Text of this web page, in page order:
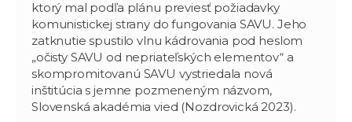
ktorý mal podľa plánu previesť požiadavky
komunistickej strany do fungovania SAVU. Jeho
zatknutie spustilo vlnu kádrovania pod heslom
„očisty SAVU od nepriateľských elementov“ a
skompromitovanú SAVU vystriedala nová
inštitúcia s jemne pozmeneným názvom,
Slovenská akadémia vied (Nozdrovická 2023).